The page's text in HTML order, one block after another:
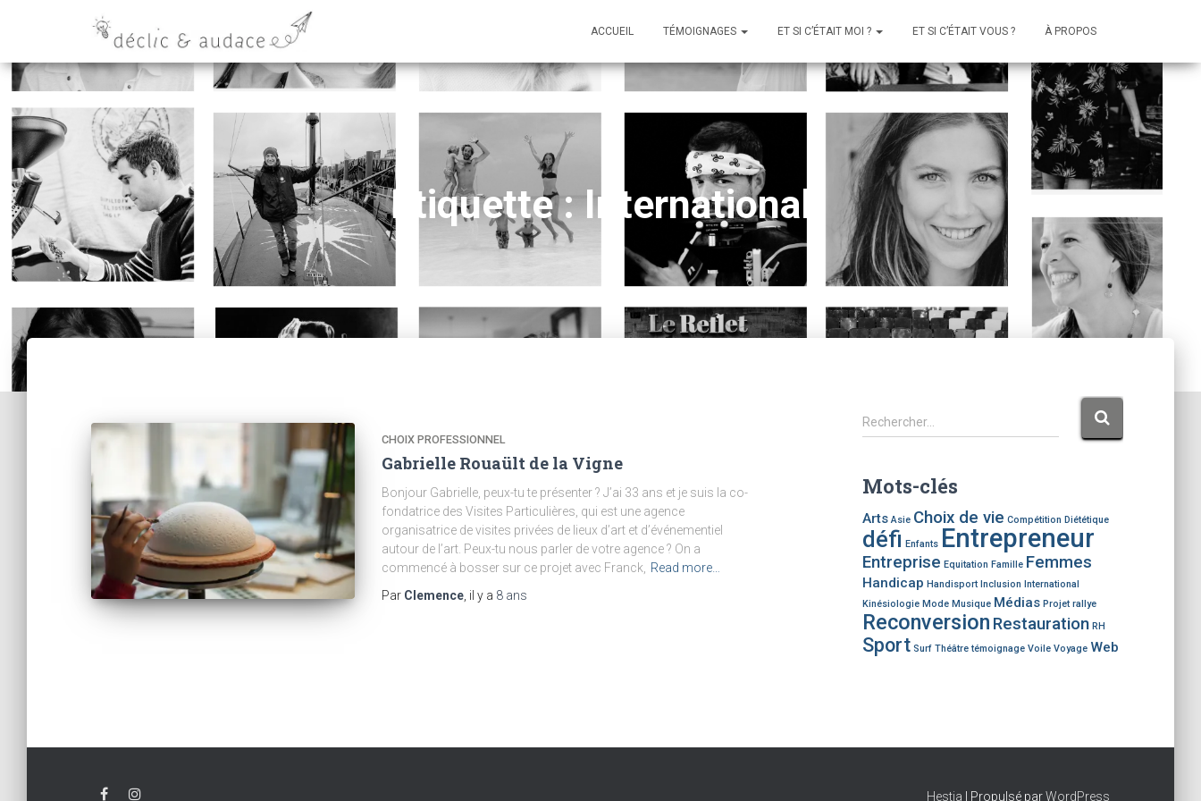
ACCUEIL TÉMOIGNAGES ET SI C’ÉTAIT MOI ? ET SI C’ÉTAIT VOUS ? À PROPOS
Étiquette :International
CHOIX PROFESSIONNEL
Gabrielle Rouaült de la Vigne
Bonjour Gabrielle, peux-tu te présenter ? J’ai 33 ans et je suis la co-
fondatrice des Visites Particulières, qui est une agence
organisatrice de visites privées de lieux d’art et d’événementiel
autour de l’art. Peux-tu nous parler de votre agence ? On a
commencé à bosser sur ce projet avec Franck,
Read more…
Par Clemence , il y a 8 ans
R
e
c
h
e
r
Rechercher…
Mots-clés
Arts Asie Choix de vie Compétition Diététique
défi Enfants Entrepreneur
Entreprise Equitation Famille Femmes
Handicap Handisport Inclusion International
Kinésiologie Mode Musique Médias Projet rallye
Reconversion Restauration RH
Sport Surf Théâtre témoignage Voile Voyage Web
Hestia | Propulsé parWordPress